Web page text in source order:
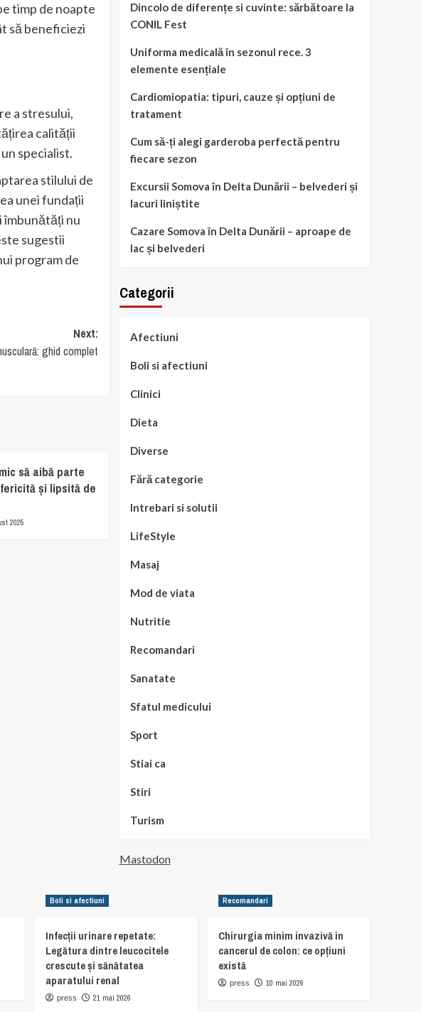
timp de noapte
să beneficiezi
a stresului,
calității
specialist.
stilului de
unei fundații
îmbunătăți nu
sugestii
program de
Next:
ghid complet
să aibă parte
și lipsită de
2025
Dincolo de diferențe si cuvinte: sărbătoare la
CONIL Fest
Uniforma medicală în sezonul rece. 3
elemente esențiale
Cardiomiopatia: tipuri, cauze și opțiuni de
tratament
Cum să-ți alegi garderoba perfectă pentru
fiecare sezon
Excursii Somova în Delta Dunării – belvederi și
lacuri liniștite
Cazare Somova în Delta Dunării – aproape de
lac și belvederi
Categorii
Afectiuni
Boli si afectiuni
Clinici
Dieta
Diverse
Fără categorie
Intrebari si solutii
LifeStyle
Masaj
Mod de viata
Nutritie
Recomandari
Sanatate
Sfatul medicului
Sport
Stiai ca
Stiri
Turism
Mastodon
Boli si afectiuni
Infecții urinare repetate:
Legătura dintre leucocitele
crescute și sănătatea
aparatului renal
press 21 mai 2026
Recomandari
Chirurgia minim invazivă în
cancerul de colon: ce opțiuni
există
press 10 mai 2026